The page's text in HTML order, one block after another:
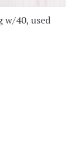
w/40, used